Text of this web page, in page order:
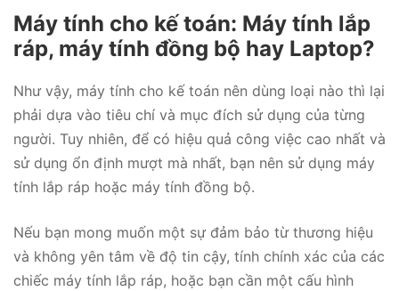
Máy tính cho kế toán: Máy tính lắp
ráp, máy tính đồng bộ hay Laptop?
Như vậy, máy tính cho kế toán nên dùng loại nào thì lại
phải dựa vào tiêu chí và mục đích sử dụng của từng
người. Tuy nhiên, để có hiệu quả công việc cao nhất và
sử dụng ổn định mượt mà nhất, bạn nên sử dụng máy
tính lắp ráp hoặc máy tính đồng bộ.
Nếu bạn mong muốn một sự đảm bảo từ thương hiệu
và không yên tâm về độ tin cậy, tính chính xác của các
chiếc máy tính lắp ráp, hoặc bạn cần một cấu hình